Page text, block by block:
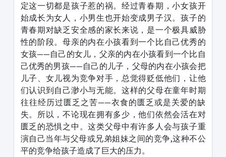
定这一切都是孩子惹的祸。经过青春期，小女孩开
始成长为女人，小男生也开始变成男子汉。孩子的
青春期对缺乏安全感的家长来说，是一个极具威胁
性的阶段。母亲的内在小孩看到一个比自己优秀的
女孩——自己的女儿，父亲的内在小孩看到一个比自
己优秀的男孩——自己的儿子，父母的内在小孩会把
儿子、女儿视为竞争对手，总觉得贬低他们，让他
们认识到自己渺小与无能。这样的父母在童年时期
往往经历过匮乏之苦——衣食的匮乏或是关爱的缺
失。所以，不论现在拥有多少，他们依然会活在对
匮乏的恐惧之中。这类父母中有许多人会与孩子重
演自己当年与父母或兄弟姐妹之间的竞争,这种不公
平的竞争给孩子造成了巨大的压力。